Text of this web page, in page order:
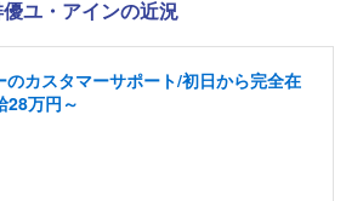
ユ・アインの近況
カスタマーサポート/初日から完全在
28万円～